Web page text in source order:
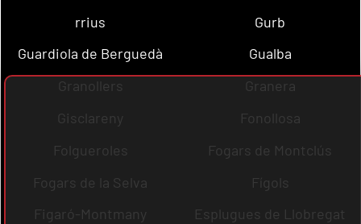
rrius
Gurb
Guardiola de Berguedà
Gualba
Granollers
Granera
Gisclareny
Fonollosa
Folgueroles
Fogars de Montclús
Fogars de la Selva
Fígols
Figaró-Montmany
Esplugues de Llobregat